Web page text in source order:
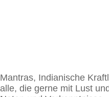
Mantras, Indianische
alle, die gerne mit Lust